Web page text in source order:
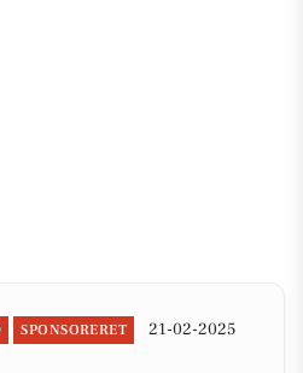
SPONSORERET
21-02-2025